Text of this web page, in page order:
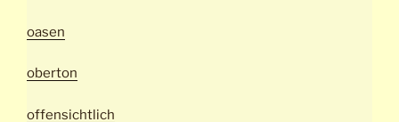
oasen
oberton
offensichtlich